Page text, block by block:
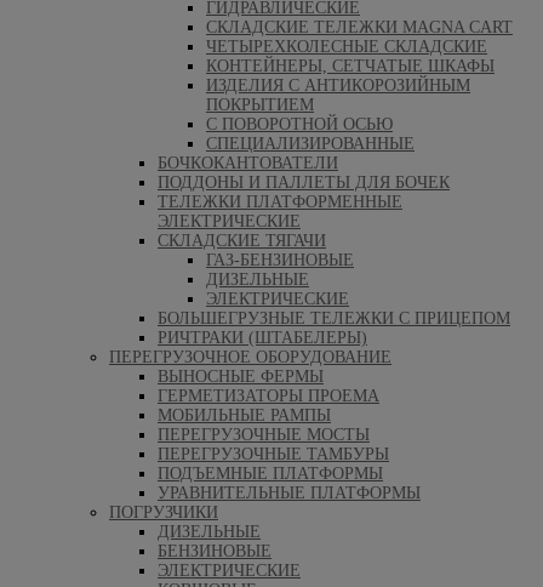
ГИДРАВЛИЧЕСКИЕ
СКЛАДСКИЕ ТЕЛЕЖКИ MAGNA CART
ЧЕТЫРЕХКОЛЕСНЫЕ СКЛАДСКИЕ
КОНТЕЙНЕРЫ, СЕТЧАТЫЕ ШКАФЫ
ИЗДЕЛИЯ С АНТИКОРОЗИЙНЫМ
ПОКРЫТИЕМ
С ПОВОРОТНОЙ ОСЬЮ
СПЕЦИАЛИЗИРОВАННЫЕ
БОЧКОКАНТОВАТЕЛИ
ПОДДОНЫ И ПАЛЛЕТЫ ДЛЯ БОЧЕК
ТЕЛЕЖКИ ПЛАТФОРМЕННЫЕ
ЭЛЕКТРИЧЕСКИЕ
СКЛАДСКИЕ ТЯГАЧИ
ГАЗ-БЕНЗИНОВЫЕ
ДИЗЕЛЬНЫЕ
ЭЛЕКТРИЧЕСКИЕ
БОЛЬШЕГРУЗНЫЕ ТЕЛЕЖКИ С ПРИЦЕПОМ
РИЧТРАКИ (ШТАБЕЛЕРЫ)
ПЕРЕГРУЗОЧНОЕ ОБОРУДОВАНИЕ
ВЫНОСНЫЕ ФЕРМЫ
ГЕРМЕТИЗАТОРЫ ПРОЕМА
МОБИЛЬНЫЕ РАМПЫ
ПЕРЕГРУЗОЧНЫЕ МОСТЫ
ПЕРЕГРУЗОЧНЫЕ ТАМБУРЫ
ПОДЪЕМНЫЕ ПЛАТФОРМЫ
УРАВНИТЕЛЬНЫЕ ПЛАТФОРМЫ
ПОГРУЗЧИКИ
ДИЗЕЛЬНЫЕ
БЕНЗИНОВЫЕ
ЭЛЕКТРИЧЕСКИЕ